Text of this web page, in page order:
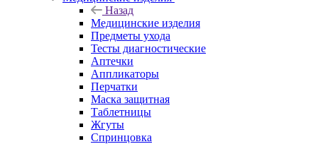
Назад
Медицинские изделия
Предметы ухода
Тесты диагностические
Аптечки
Аппликаторы
Перчатки
Маска защитная
Таблетницы
Жгуты
Спринцовка